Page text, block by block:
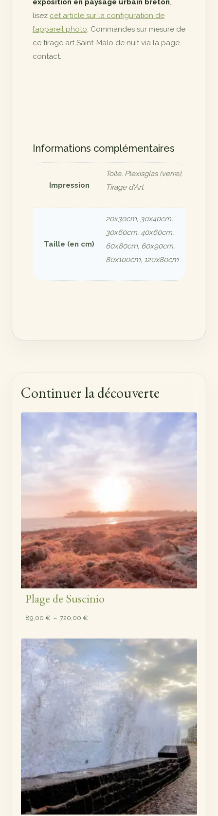
exposition en paysage urbain breton,
lisez cet article sur la configuration de
l’appareil photo. Commandes sur mesure de
ce tirage art Saint-Malo de nuit via la page
contact.
Informations complémentaires
Impression
Toile, Plexisglas (verre),
Tirage d'Art
Taille (en cm)
20x30cm, 30x40cm,
30x60cm, 40x60cm,
60x80cm, 60x90cm,
80x100cm, 120x80cm
Continuer la découverte
Plage de Suscinio
89,00 € – 720,00 €Plage
prix :
720,00 €